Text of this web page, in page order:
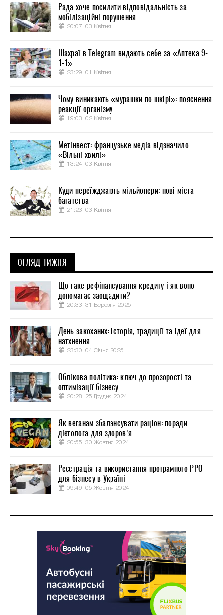
Рада хоче посилити відповідальність за
мобілізаційні порушення
20:07, 03 Квітня
Шахраї в Telegram видають себе за «Аптека 9-
1-1»
23:29, 01 Квітня
Чому виникають «мурашки по шкірі»: пояснення
реакції організму
19:03, 02 Квітня
Метінвест: французьке медіа відзначило
«Вільні хвилі»
13:24, 03 Квітня
Куди переїжджають мільйонери: нові міста
багатства
21:23, 03 Квітня
ОГЛЯД ТИЖНЯ
Що таке рефінансування кредиту і як воно
допомагає заощадити?
20:33, 31 Березня 2025
День закоханих: історія, традиції та ідеї для
натхнення
23:30, 04 Січня 2025
Облікова політика: ключ до прозорості та
оптимізації бізнесу
20:28, 25 Грудня 2024
Як веганам збалансувати раціон: поради
дієтолога для здоров’я
20:55, 30 Жовтня 2024
Реєстрація та використання програмного РРО
для бізнесу в Україні
09:49, 05 Жовтня 2024